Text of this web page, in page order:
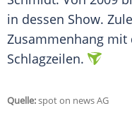
in dessen Show.
Zusammenhang mit
Schlagzeilen.
Quelle:spot on news AG